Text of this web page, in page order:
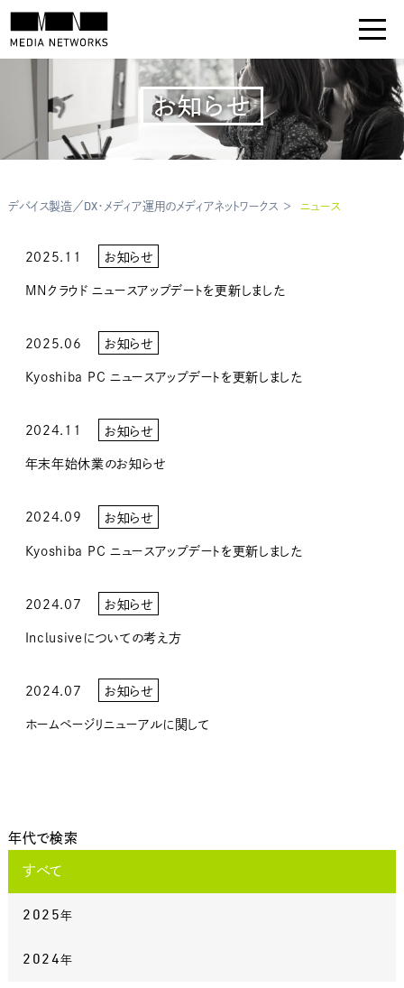
お知らせ
デバイス製造／DX・メディア運用のメディアネットワークス ニュース
2025.11 お知らせ
MNクラウド ニュースアップデートを更新しました
2025.06 お知らせ
Kyoshiba PC ニュースアップデートを更新しました
2024.11 お知らせ
年末年始休業のお知らせ
2024.09 お知らせ
Kyoshiba PC ニュースアップデートを更新しました
2024.07 お知らせ
Inclusiveについての考え方
2024.07 お知らせ
ホームページリニューアルに関して
年代で検索
すべて
2025年
2024年